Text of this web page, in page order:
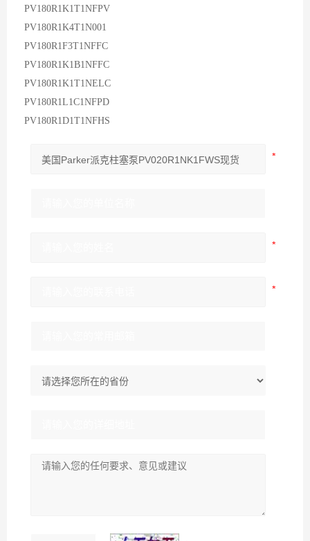
PV180R1K1T1NFPV
PV180R1K4T1N001
PV180R1F3T1NFFC
PV180R1K1B1NFFC
PV180R1K1T1NELC
PV180R1L1C1NFPD
PV180R1D1T1NFHS